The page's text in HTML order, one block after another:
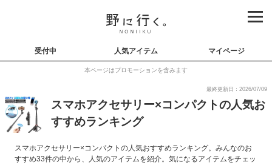
受付中 人気アイテム マイページ
本ページはプロモーションを含みます
最終更新日：2026/07/09
スマホアクセサリー×コンパクトの人気お
すすめランキング
スマホアクセサリー×コンパクトの人気おすすめランキング。みんなのお
すすめ33件の中から、人気のアイテムを紹介。気になるアイテムをチェッ